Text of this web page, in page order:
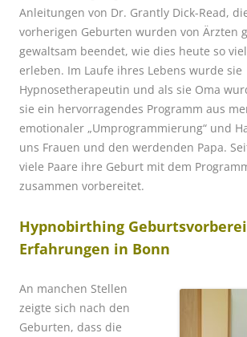
Anleitungen von Dr. Grantly Dick-Read,
vorherigen Geburten wurden von Ärzten
gewaltsam beendet, wie dies heute so
erleben. Im Laufe ihres Lebens wurde sie
Hypnosetherapeutin und als sie Oma
sie ein hervorragendes Programm aus
emotionaler „Umprogrammierung“ und
uns Frauen und den werdenden Papa.
viele Paare ihre Geburt mit dem
zusammen vorbereitet.
Hypnobirthing
Erfahrungen in Bonn
An manchen Stellen
zeigte sich nach den
Geburten, dass die